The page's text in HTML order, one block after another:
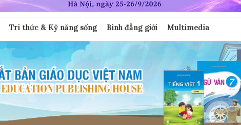
Tri thức & Kỹ năng sống Bình đẳng giới Multimedia